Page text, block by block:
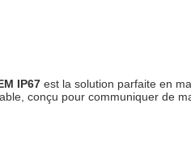
IP67 est la solution parfaite en
conçu pour communiquer de